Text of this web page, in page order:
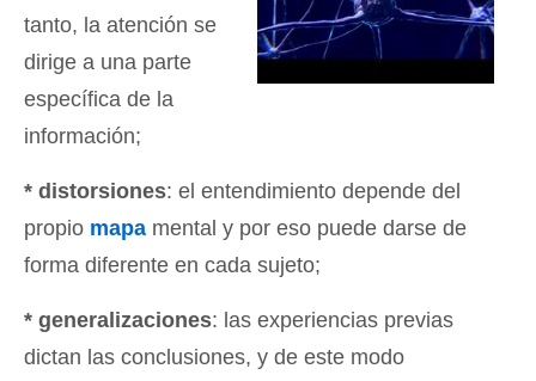
tanto, la atención se
dirige a una parte
específica de la
información;
* distorsiones: el entendimiento depende del
propio mapa mental y por eso puede darse de
forma diferente en cada sujeto;
* generalizaciones: las experiencias previas
dictan las conclusiones, y de este modo